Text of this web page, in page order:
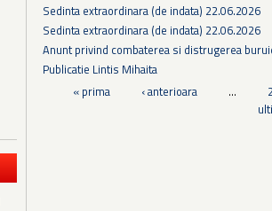
Sedinta extraordinara (de indata) 22.06.2026
Sedinta extraordinara (de indata) 22.06.2026
Anunt privind combaterea si distrugerea
Publicatie Lintis Mihaita
Pagini
« prima ‹ anterioara …